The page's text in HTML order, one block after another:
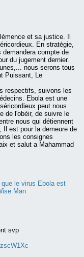
et sa justice. Il
En stratégie,
demandera compte de
du jugement dernier.
nous serons tous
Puissant, Le
respectifs, suivons les
Ebola est une
peut nous
de l'obéir, de suivre le
nous qui détiennent
Il est pour la demeure de
les consignes
et salut a Mahammad
le virus Ebola est
Man
svp